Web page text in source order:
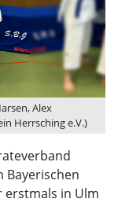
Alex
Herrsching e.V.)
Bayerischen
erstmals in Ulm